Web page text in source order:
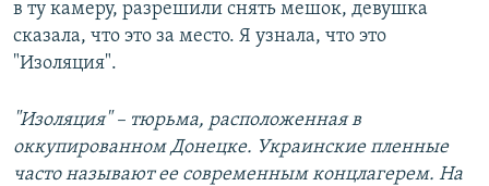
в ту камеру, разрешили снять мешок, девушка
сказала, что это за место. Я узнала, что это
"Изоляция".
"Изоляция" – тюрьма, расположенная в
оккупированном Донецке. Украинские пленные
часто называют ее современным концлагерем. На